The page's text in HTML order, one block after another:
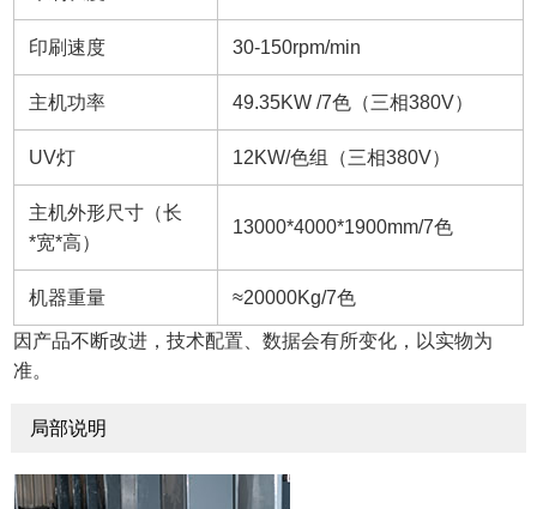
印刷速度 30-150rpm/min
主机功率 49.35KW /7色（三相380V）
UV灯 12KW/色组（三相380V）
主机外形尺寸（长
*宽*高）
13000*4000*1900mm/7色
机器重量 ≈20000Kg/7色
因产品不断改进，技术配置、数据会有所变化，以实物为
准。
局部说明